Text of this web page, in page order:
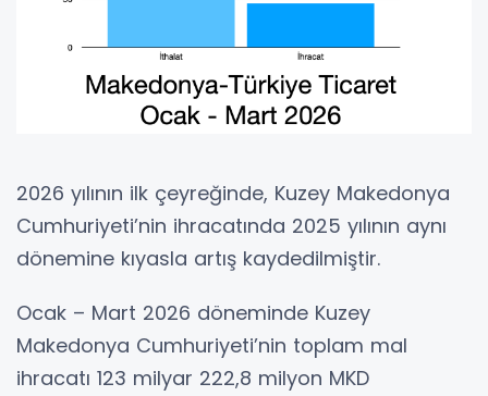
2026 yılının ilk çeyreğinde, Kuzey Makedonya
Cumhuriyeti’nin ihracatında 2025 yılının aynı
dönemine kıyasla artış kaydedilmiştir.
Ocak – Mart 2026 döneminde Kuzey
Makedonya Cumhuriyeti’nin toplam mal
ihracatı 123 milyar 222,8 milyon MKD